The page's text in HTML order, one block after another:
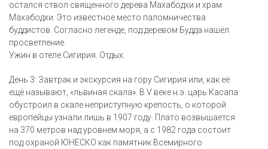
остался ствол священного дерева Махабодхи и храм
Махабодхи. Это известное место паломничества
буддистов. Согласно легенде, под деревом Будда нашёл
просветление.
Ужин в отеле Сигирия. Отдых.
День 3: Завтрак и экскурсия на гору Сигирия или, как её
ещё называют, «львиная скала». В V веке н.э. царь Касапа
обустроил в скале неприступную крепость, о которой
европейцы узнали лишь в 1907 году. Плато возвышается
на 370 метров над уровнем моря, а с 1982 года состоит
под охраной ЮНЕСКО как памятник Всемирного